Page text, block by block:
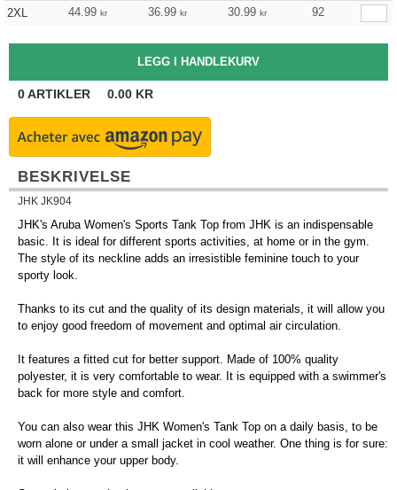
2XL
44.99 kr 36.99 kr 30.99 kr 92
0ARTIKLER 0.00 KR
BESKRIVELSE
JHK JK904
JHK's Aruba Women's Sports Tank Top from JHK is an indispensable
basic. It is ideal for different sports activities, at home or in the gym.
The style of its neckline adds an irresistible feminine touch to your
sporty look.
Thanks to its cut and the quality of its design materials, it will allow you
to enjoy good freedom of movement and optimal air circulation.
It features a fitted cut for better support. Made of 100% quality
polyester, it is very comfortable to wear. It is equipped with a swimmer's
back for more style and comfort.
You can also wear this JHK Women's Tank Top on a daily basis, to be
worn alone or under a small jacket in cool weather. One thing is for sure:
it will enhance your upper body.